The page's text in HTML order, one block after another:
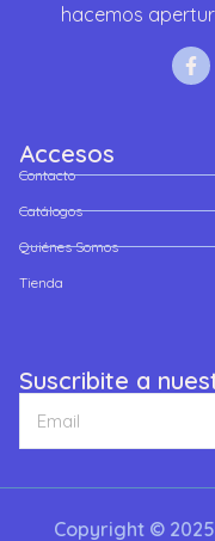
hacemos
Accesos
Contacto
Catálogos
Quiénes Somos
Tienda
Suscribite a
Copyright ©